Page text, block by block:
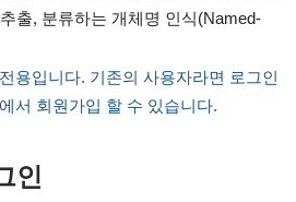
출, 분류하는 개체명 인식(Named-
용입니다. 기존의 사용자라면 로그인
서 회원가입 할 수 있습니다.
인